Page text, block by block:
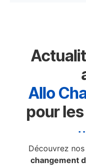
Allo
pour
Découvrez
changement